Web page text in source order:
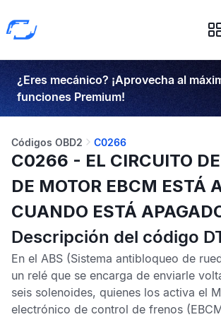
¿Eres mecánico? ¡Aprovecha al
funciones Premium!
Códigos OBD2 C0266
C0266 - EL CIRCUITO
DE MOTOR EBCM ESTÁ
CUANDO ESTÁ
Descripción del código
En el ABS (Sistema antibloqueo de
un relé que se encarga de enviarle
seis solenoides, quienes los activa el
electrónico de control de frenos